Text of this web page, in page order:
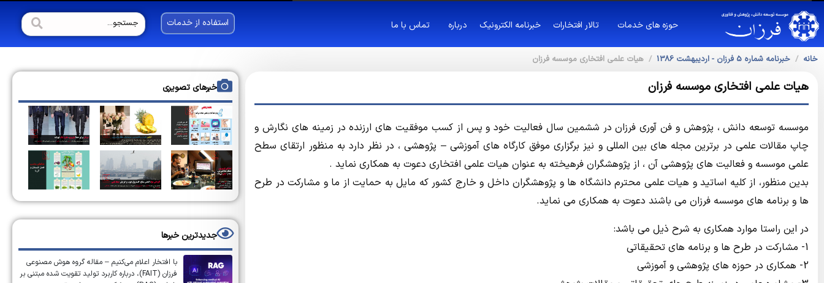
حوزه های خدمات تالار افتخارات خبرنامه الکترونیک درباره تماس با ما استفاده از خدمات
خانه خبرنامه شماره 5 فرزان - ارديبهشت 1386 هيات علمي افتخاري موسسه فرزان
هيات علمي افتخاري موسسه فرزان
موسسه توسعه دانش ، پژوهش و فن آوري فرزان در ششمين سال فعاليت خود و پس از کسب موفقيت هاي ارزنده در زمينه هاي نگارش و
چاپ مقالات علمي در برترين مجله هاي بين المللي و نيز برگزاري موفق کارگاه هاي آموزشي – پژوهشي ، در نظر دارد به منظور ارتقاي سطح
علمي موسسه و فعاليت هاي پژوهشي آن ، از پژوهشگران فرهيخته به عنوان هيات علمي افتخاري دعوت به همکاري نمايد .
بدين منظور، از كليه اساتيد و هيات علمي محترم دانشگاه ها و پژوهشگران داخل و خارج كشور که مايل به حمايت از ما و مشارکت در طرح
ها و برنامه هاي موسسه فرزان مي باشند دعوت به همكاري مي نمايد.
در اين راستا موارد همكاري به شرح ذيل مي باشد:
1- مشاركت در طرح ها و برنامه هاي تحقيقاتي
2- همكاري در حوزه هاي پژوهشي و آموزشي
خبرهای تصویری
جدیدترین خبرها
با افتخار اعلام می‌کنیم – مقاله گروه هوش مصنوعی
فرزان (FAIT)، درباره کاربرد تولید تقویت شده مبتنی بر